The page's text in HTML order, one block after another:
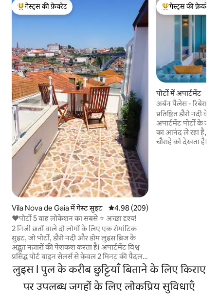
गेस्ट्स का टॉप फ़ेवरेट
गेस्ट्स की फ़ेवरेट
Vila Nova de Gaia में गेस्ट सुइट औसत रेटिंग 5 में से 4.98, 209 समीक्षाएँ
4.98 (209)
❤️पोर्टो 5 वाह लोकेशन का सबसे ⭐️ अच्छा दृश्य!
2 निजी छतों वाले दो लोगों के लिए एक रोमांटिक
सुइट, जो पोर्टो, डौरो नदी और डोम लुइस ब्रिज के
अद्भुत नज़ारों की पेशकश करता है। अपार्टमेंट विश्व
प्रसिद्ध पोर्ट वाइन सेलर्स से केवल 2 मिनट की पैदल
दूरी पर स्थित है। डोम लुइस ब्रिज क्लोज़ है और आस -
पास के सबसे अच्छे वॉटरफ़्रंट बार और रेस्तरां हैं। पूरी
तरह से सुसज्जित किचन, शॉवर और मुलायम लिनन
के साथ आरामदायक डबल - बेड के साथ, यह पोर्टो
गेस्ट्स का टॉप फ़ेवरेट
गेस्ट्स की फ़ेवरेट
पोर्टो में अपार्टमेंट
अर्बन पैलेस - रिबेरा
और AC
प्रतिष्ठित डौरो नदी के
अपार्टमेंट पोर्टो के
का आनंद ले रहा है, जो
चौराहे को देखता है।
लुइस I पुल के करीब छुट्टियाँ बिताने के लिए किराए
पर उपलब्ध जगहों के लिए लोकप्रिय सुविधाएँ